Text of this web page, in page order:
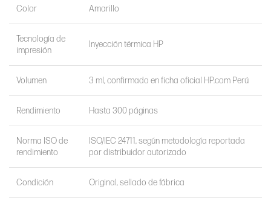
Color Amarillo
Tecnología de
impresión
Inyección térmica HP
Volumen 3 ml, confirmado en ficha oficial HP.com Perú
Rendimiento Hasta 300 páginas
Norma ISO de
rendimiento
ISO/IEC 24711, según metodología reportada
por distribuidor autorizado
Condición Original, sellado de fábrica